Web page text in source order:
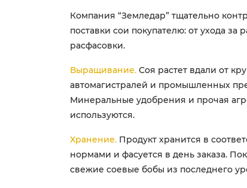
Компания “Земледар” тщательно
поставки сои покупателю: от ухода за
расфасовки.
Выращивание. Соя растет вдали от
автомагистралей и промышленных
Минеральные удобрения и прочая
используются.
Хранение. Продукт хранится в
нормами и фасуется в день заказа.
свежие соевые бобы из последнего